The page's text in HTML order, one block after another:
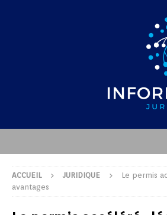
ACCUEIL JURIDIQUE
Le permis
avantages